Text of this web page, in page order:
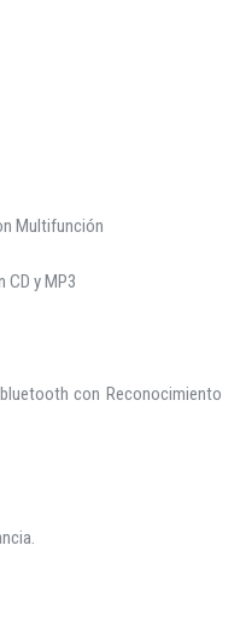
Multifunción
CD y MP3
con Reconocimiento